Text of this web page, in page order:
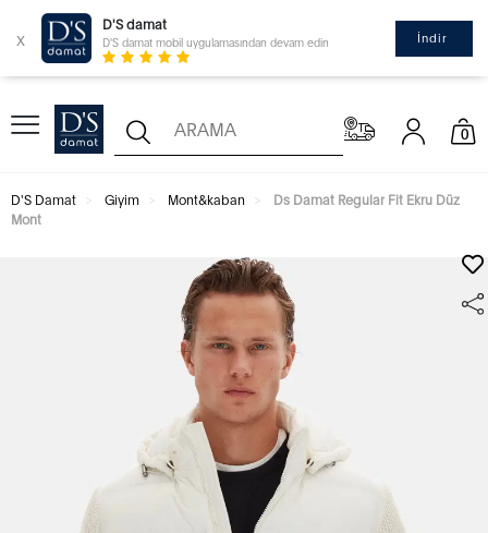
x
D'S damat
D'S damat mobil uygulamasından devam edin İndir
0
D'S Damat Giyim Mont&kaban
Ds Damat Regular Fit Ekru Düz
Mont